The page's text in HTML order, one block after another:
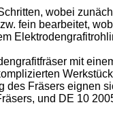
wobei
fein bearbeitet,
mit
Fräsers eignen
und DE 10